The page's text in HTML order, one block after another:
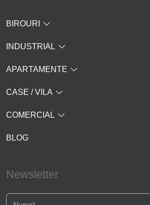
BIROURI
INDUSTRIAL
APARTAMENTE
CASE / VILA
COMERCIAL
BLOG
Newsletter